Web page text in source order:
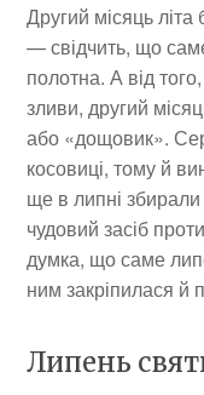
Другий місяць
— свідчить, що
полотна. А від
зливи, другий
або «дощовик».
косовиці, тому й
ще в липні
чудовий засіб
думка, що саме
ним закріпилася й
Липень